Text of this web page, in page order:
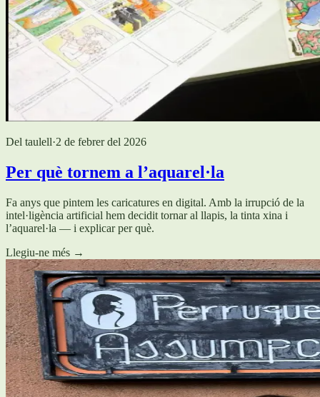
Del taulell·2 de febrer del 2026
Per què tornem a l’aquarel·la
Fa anys que pintem les caricatures en digital. Amb la irrupció de la
intel·ligència artificial hem decidit tornar al llapis, la tinta xina i
l’aquarel·la — i explicar per què.
Llegiu-ne més →